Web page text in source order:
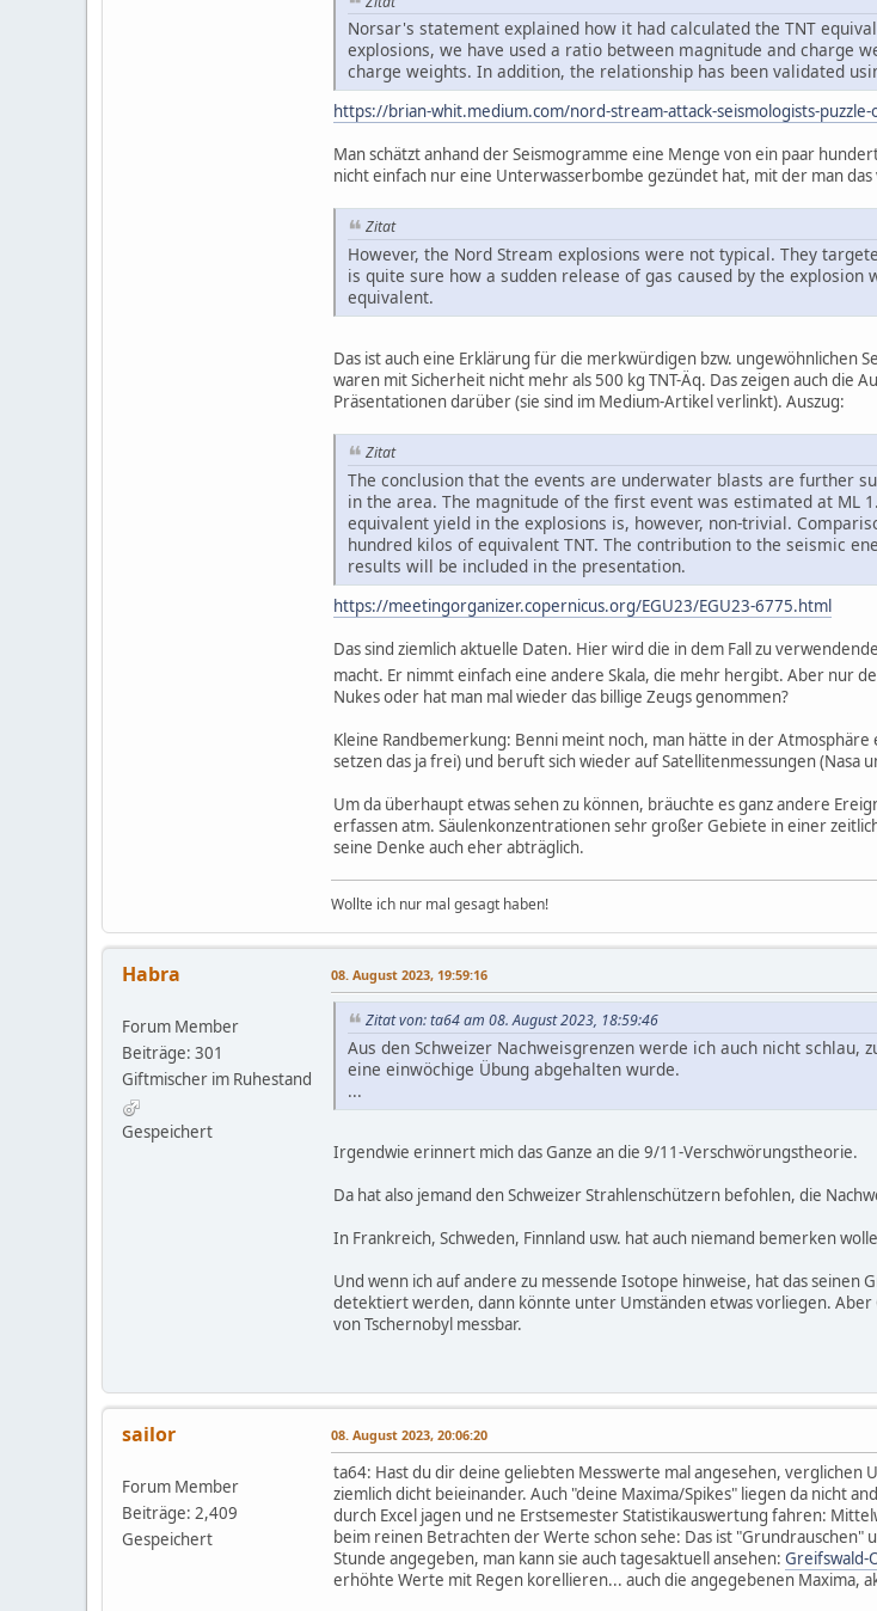
Norsar's statement explained how it had calculated the TNT
explosions, we have used a ratio between magnitude and charge
charge weights. In addition, the relationship has been validated
https://brian-whit.medium.com/nord-stream-attack-seismologists-
Man schätzt anhand der Seismogramme eine Menge von ein paar
nicht einfach nur eine Unterwasserbombe gezündet hat, mit der man
Zitat
However, the Nord Stream explosions were not typical. They
is quite sure how a sudden release of gas caused by the
equivalent.
Das ist auch eine Erklärung für die merkwürdigen bzw. ungewöhnlichen
waren mit Sicherheit nicht mehr als 500 kg TNT-Äq. Das zeigen auch die
Präsentationen darüber (sie sind im Medium-Artikel verlinkt). Auszug:
Zitat
The conclusion that the events are underwater blasts are further
in the area. The magnitude of the first event was estimated at ML
equivalent yield in the explosions is, however, non-trivial.
hundred kilos of equivalent TNT. The contribution to the seismic
results will be included in the presentation.
https://meetingorganizer.copernicus.org/EGU23/EGU23-6775.html
Das sind ziemlich aktuelle Daten. Hier wird die in dem Fall zu
macht. Er nimmt einfach eine andere Skala, die mehr hergibt. Aber nur
Nukes oder hat man mal wieder das billige Zeugs genommen?
Kleine Randbemerkung: Benni meint noch, man hätte in der
setzen das ja frei) und beruft sich wieder auf Satellitenmessungen (Nasa
Um da überhaupt etwas sehen zu können, bräuchte es ganz andere
erfassen atm. Säulenkonzentrationen sehr großer Gebiete in einer
seine Denke auch eher abträglich.
Wollte ich nur mal gesagt haben!
Habra
Forum Member
Beiträge: 301
Giftmischer im Ruhestand
Gespeichert
08. August 2023, 19:59:16
Zitat von: ta64 am 08. August 2023, 18:59:46
Aus den Schweizer Nachweisgrenzen werde ich auch nicht
eine einwöchige Übung abgehalten wurde.
...
Irgendwie erinnert mich das Ganze an die 9/11-Verschwörungstheorie.
Da hat also jemand den Schweizer Strahlenschützern befohlen, die
In Frankreich, Schweden, Finnland usw. hat auch niemand bemerken
Und wenn ich auf andere zu messende Isotope hinweise, hat das
detektiert werden, dann könnte unter Umständen etwas vorliegen. Aber
von Tschernobyl messbar.
sailor
Forum Member
Beiträge: 2,409
Gespeichert
08. August 2023, 20:06:20
ta64: Hast du dir deine geliebten Messwerte mal angesehen, verglichen
ziemlich dicht beieinander. Auch "deine Maxima/Spikes" liegen da nicht
durch Excel jagen und ne Erstsemester Statistikauswertung fahren:
beim reinen Betrachten der Werte schon sehe: Das ist
Stunde angegeben, man kann sie auch tagesaktuell ansehen: Greifswald-
erhöhte Werte mit Regen korellieren... auch die angegebenen Maxima,